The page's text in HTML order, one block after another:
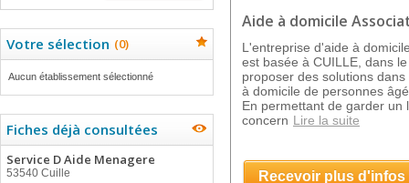
Votre sélection (0)
Aucun établissement sélectionné
Fiches déjà consultées
Service D Aide Menagere
53540 Cuille
Aide à domicile
L'entreprise d'aide à
est basée à CUILLE, dans
proposer des solutions
à domicile de personnes
En permettant de garder un
concern Lire la suite
Recevoir plus d'infos